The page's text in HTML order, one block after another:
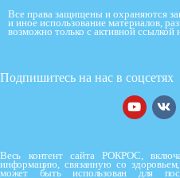
Все права защищены и охраняются
и иное использование материалов,
возможно только с активной ссылкой
Подпишитесь на нас в соцсетях
Весь контент сайта РОКРОС,
информацию, связанную со
может быть использован для